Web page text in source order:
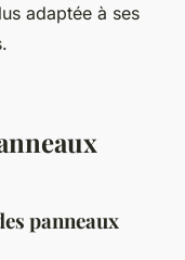
adaptée à ses
panneaux